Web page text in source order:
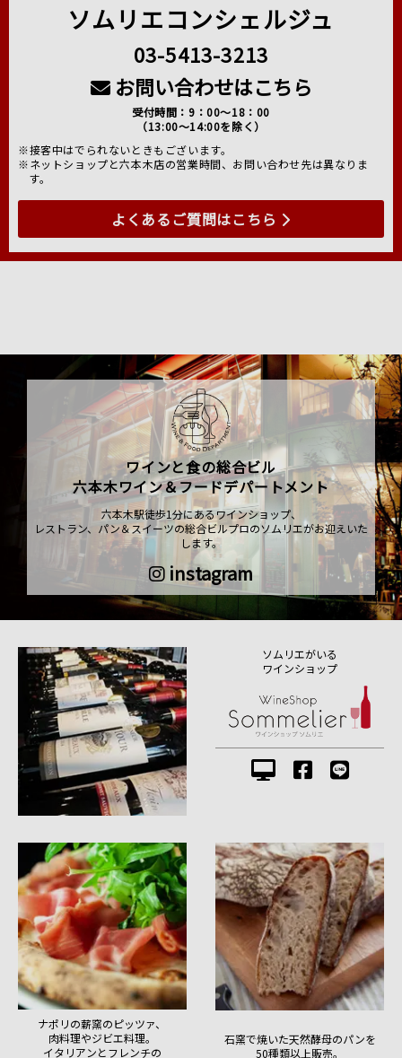
ソムリエコンシェルジュ
03-5413-3213
お問い合わせはこちら
受付時間：9：00～18：00
（13:00～14:00を除く）
※接客中はでられないときもございます。
※ネットショップと六本木店の営業時間、お問い合わせ先は異なりま
す。
よくあるご質問はこちら
ワインと食の総合ビル
六本木ワイン＆フードデパートメント
六本木駅徒歩1分にあるワインショップ、
レストラン、パン＆スイーツの総合ビルプロのソムリエがお迎えいた
します。
instagram
ソムリエがいる
ワインショップ
ナポリの薪窯のピッツァ、
肉料理やジビエ料理。
イタリアンとフレンチの
石窯で焼いた天然酵母のパンを
50種類以上販売。